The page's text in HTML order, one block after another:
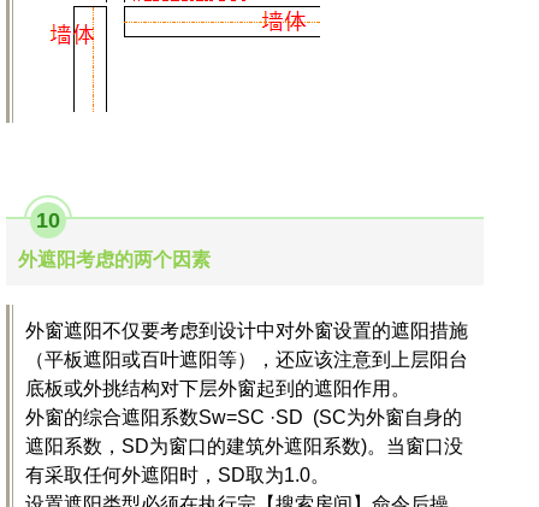
10
外遮阳考虑的两个因素
外窗遮阳不仅要考虑到设计中对外窗设置的遮阳措施
（平板遮阳或百叶遮阳等），还应该注意到上层阳台
底板或外挑结构对下层外窗起到的遮阳作用。
外窗的综合遮阳系数Sw=SC ·SD (SC为外窗自身的
遮阳系数，SD为窗口的建筑外遮阳系数)。当窗口没
有采取任何外遮阳时，SD取为1.0。